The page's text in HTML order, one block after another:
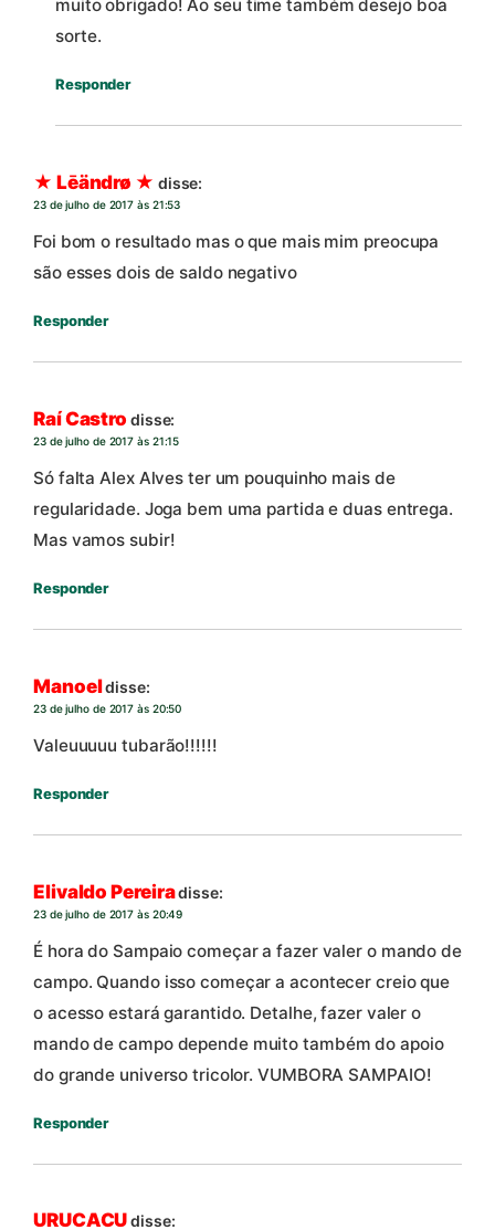
muito obrigado! Ao seu time também desejo boa
sorte.
Responder
★ Lēändrø ★ disse:
23 de julho de 2017 às 21:53
Foi bom o resultado mas o que mais mim preocupa
são esses dois de saldo negativo
Responder
Raí Castro disse:
23 de julho de 2017 às 21:15
Só falta Alex Alves ter um pouquinho mais de
regularidade. Joga bem uma partida e duas entrega.
Mas vamos subir!
Responder
Manoeldisse:
23 de julho de 2017 às 20:50
Valeuuuuu tubarão!!!!!!
Responder
Elivaldo Pereiradisse:
23 de julho de 2017 às 20:49
É hora do Sampaio começar a fazer valer o mando de
campo. Quando isso começar a acontecer creio que
o acesso estará garantido. Detalhe, fazer valer o
mando de campo depende muito também do apoio
do grande universo tricolor. VUMBORA SAMPAIO!
Responder
URUCACUdisse: